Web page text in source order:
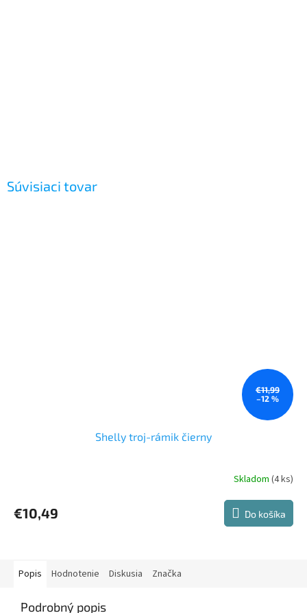
Súvisiaci tovar
€11,99
–12 %
Shelly troj-rámik čierny
Skladom (4 ks)
€10,49 Do košíka
Popis Hodnotenie Diskusia Značka
Podrobný popis